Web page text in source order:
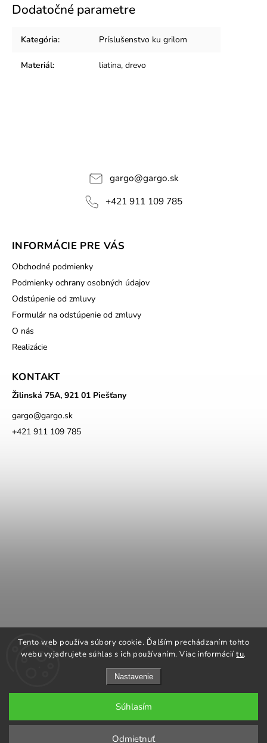
Tento web používa súbory cookie. Ďalším prechádzaním tohto
webu vyjadrujete súhlas s ich používaním. Viac informáciítu.
Nastavenie
Odmietnuť
Súhlasím
Dodatočné parametre
Kategória: Príslušenstvo ku grilom
Materiál: liatina, drevo
gargo@gargo.sk
+421 911 109 785
INFORMÁCIE PRE VÁS
Obchodné podmienky
Podmienky ochrany osobných údajov
Odstúpenie od zmluvy
Formulár na odstúpenie od zmluvy
O nás
Realizácie
KONTAKT
Žilinská 75A, 921 01 Piešťany
gargo@gargo.sk
+421 911 109 785
ROMOTOP Kachle a vložky
NAPOLEON grily
Copyright 2026GARGO plus. Všetky práva vyhradené.